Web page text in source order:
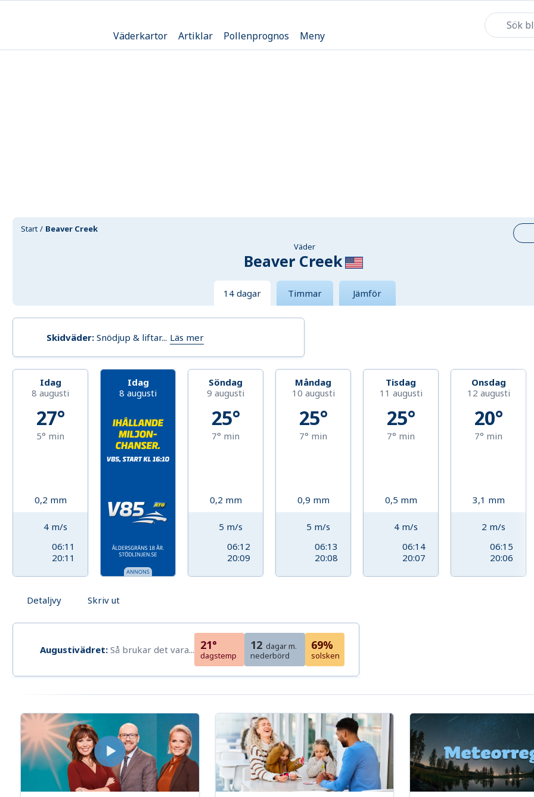
Väderkartor Artiklar Pollenprognos Meny
Start
Beaver Creek
Väder
Beaver Creek
14 dagar Timmar Jämför
Skidväder: Snödjup & liftar... Läs mer
Idag
8 augusti
27°
5° min
0,2 mm
4 m/s
06:11
20:11
Idag
8 augusti
Söndag
9 augusti
25°
7° min
0,2 mm
5 m/s
06:12
20:09
Måndag
10 augusti
25°
7° min
0,9 mm
5 m/s
06:13
20:08
Tisdag
11 augusti
25°
7° min
0,5 mm
4 m/s
06:14
20:07
Onsdag
12 augusti
20°
7° min
3,1 mm
2 m/s
06:15
20:06
Detaljvy Skriv ut
Augustivädret: Så brukar det vara... 21°
dagstemp
12 dagar m.
nederbörd
69%
solsken